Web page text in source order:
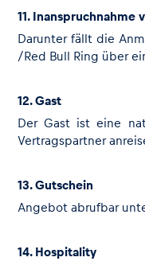
11. Inanspruchnahme
Darunter fällt die
/Red Bull Ring über
12. Gast
Der Gast ist eine
Vertragspartner
13. Gutschein
Angebot abrufbar
14. Hospitality